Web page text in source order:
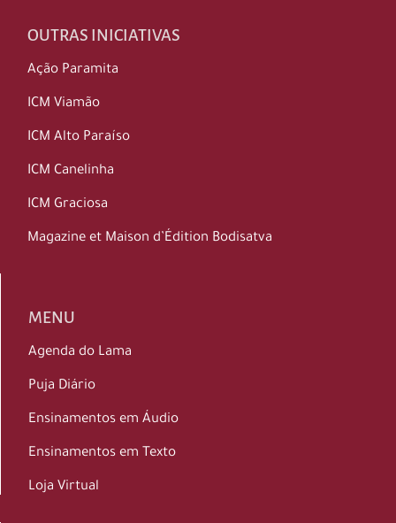
OUTRAS INICIATIVAS
Ação Paramita
ICM Viamão
ICM Alto Paraíso
ICM Canelinha
ICM Graciosa
Magazine et Maison d’Édition Bodisatva
MENU
Agenda do Lama
Puja Diário
Ensinamentos em Áudio
Ensinamentos em Texto
Loja Virtual